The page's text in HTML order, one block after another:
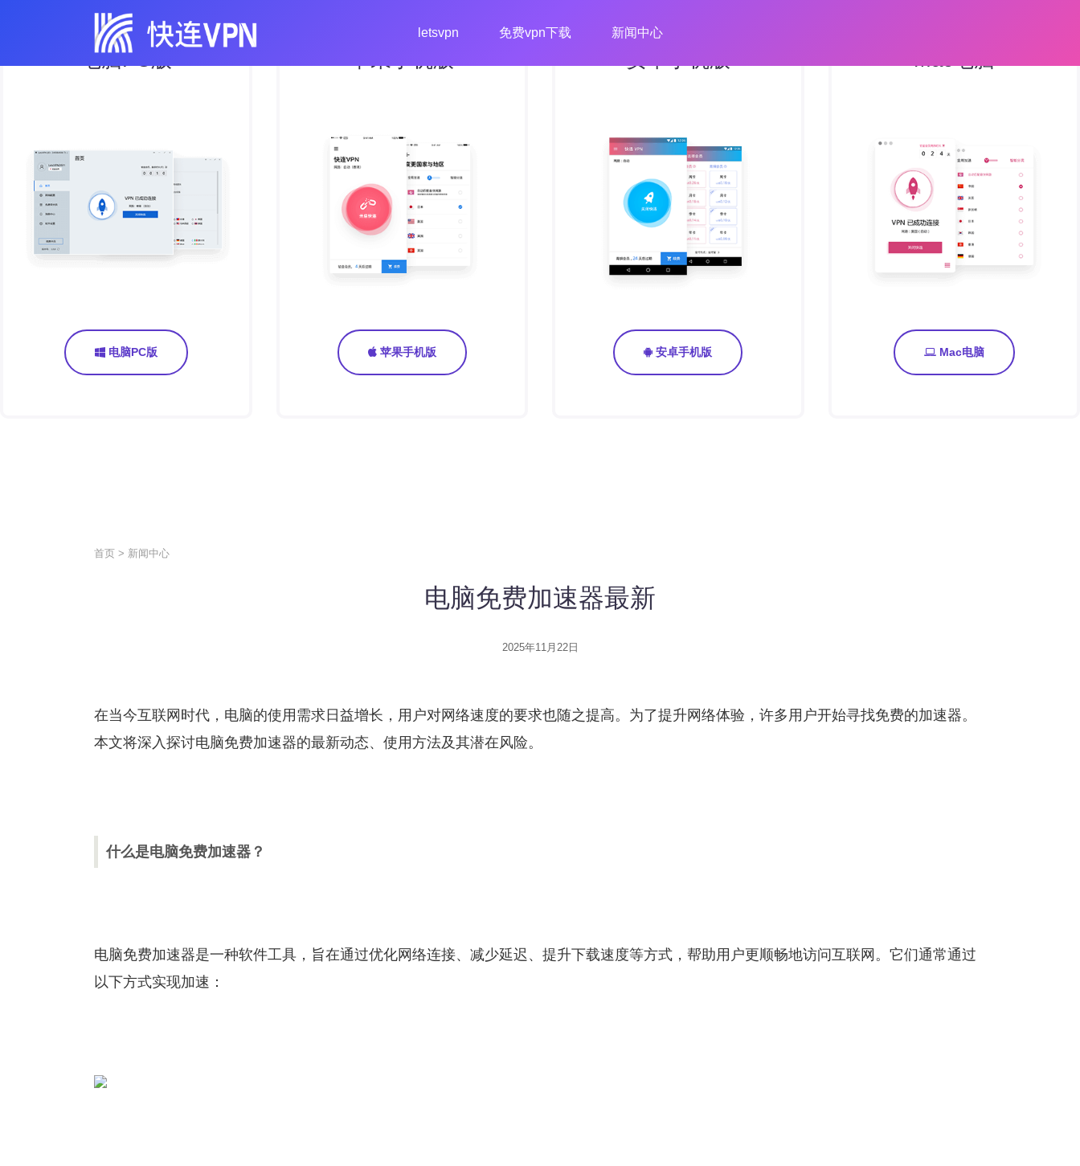
letsvpn 免费vpn下载 新闻中心
电脑PC版
电脑PC版
苹果手机版
苹果手机版
安卓手机版
安卓手机版
Mac电脑
Mac电脑
首页 > 新闻中心
电脑免费加速器最新
2025年11月22日
在当今互联网时代，电脑的使用需求日益增长，用户对网络速度的要求也随之提高。为了提升网络体验，许多用户开始寻找免费的加速器。
本文将深入探讨电脑免费加速器的最新动态、使用方法及其潜在风险。
什么是电脑免费加速器？
电脑免费加速器是一种软件工具，旨在通过优化网络连接、减少延迟、提升下载速度等方式，帮助用户更顺畅地访问互联网。它们通常通过
以下方式实现加速：